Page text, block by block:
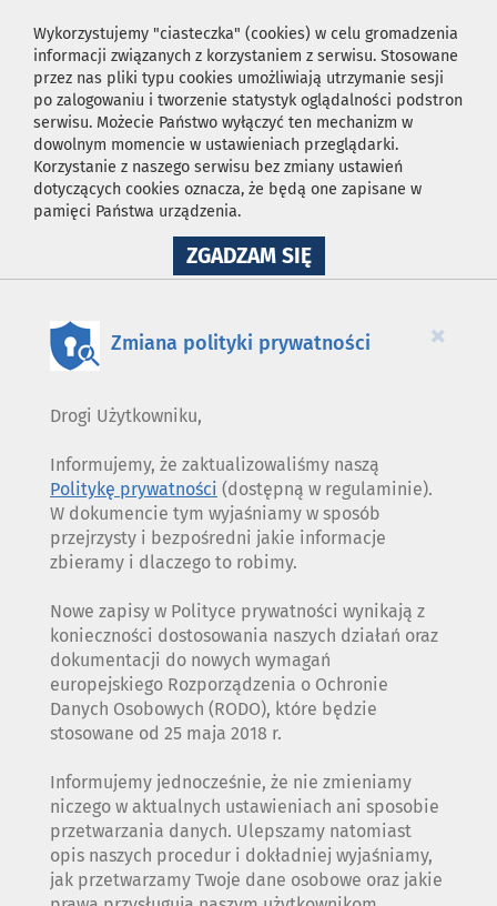
Wykorzystujemy "ciasteczka" (cookies) w celu gromadzenia
informacji związanych z korzystaniem z serwisu. Stosowane
przez nas pliki typu cookies umożliwiają utrzymanie sesji
po zalogowaniu i tworzenie statystyk oglądalności podstron
serwisu. Możecie Państwo wyłączyć ten mechanizm w
dowolnym momencie w ustawieniach przeglądarki.
Korzystanie z naszego serwisu bez zmiany ustawień
dotyczących cookies oznacza, że będą one zapisane w
pamięci Państwa urządzenia.
ZGADZAM SIĘNA
WYKORZYSTANIE
×
Zmiana polityki prywatności
Drogi Użytkowniku,
Informujemy, że zaktualizowaliśmy naszą
Politykę prywatności (dostępną w regulaminie).
W dokumencie tym wyjaśniamy w sposób
przejrzysty i bezpośredni jakie informacje
zbieramy i dlaczego to robimy.
Nowe zapisy w Polityce prywatności wynikają z
konieczności dostosowania naszych działań oraz
dokumentacji do nowych wymagań
europejskiego Rozporządzenia o Ochronie
Danych Osobowych (RODO), które będzie
stosowane od 25 maja 2018 r.
Informujemy jednocześnie, że nie zmieniamy
niczego w aktualnych ustawieniach ani sposobie
przetwarzania danych. Ulepszamy natomiast
opis naszych procedur i dokładniej wyjaśniamy,
jak przetwarzamy Twoje dane osobowe oraz jakie